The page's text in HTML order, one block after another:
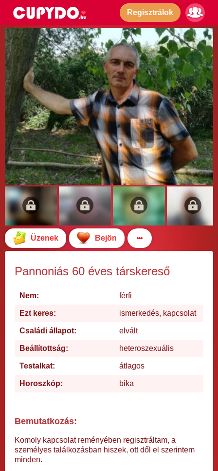
Regisztrálok
Üzenek Bejön
Pannoniás 60 éves társkereső
Nem: férfi
Ezt keres: ismerkedés, kapcsolat
Családi állapot: elvált
Beállítottság: heteroszexuális
Testalkat: átlagos
Horoszkóp: bika
Bemutatkozás:
Komoly kapcsolat reményében regisztráltam, a
személyes találkozásban hiszek, ott dől el szerintem
minden.